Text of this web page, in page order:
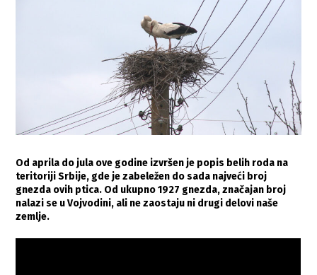
Od aprila do jula ove godine izvršen je popis belih roda na
teritoriji Srbije, gde je zabeležen do sada najveći broj
gnezda ovih ptica. Od ukupno 1927 gnezda, značajan broj
nalazi se u Vojvodini, ali ne zaostaju ni drugi delovi naše
zemlje.